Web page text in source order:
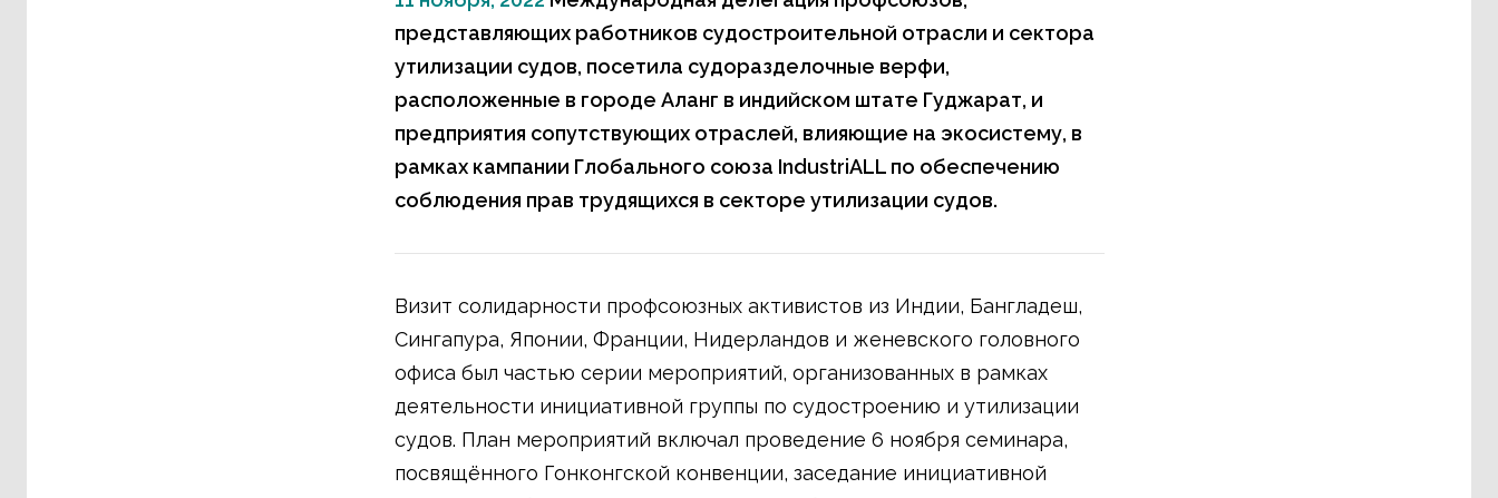
представляющих работников судостроительной отрасли и сектора
утилизации судов, посетила судоразделочные верфи,
расположенные в городе Аланг в индийском штате Гуджарат, и
предприятия сопутствующих отраслей, влияющие на экосистему, в
рамках кампании Глобального союза IndustriALL по обеспечению
соблюдения прав трудящихся в секторе утилизации судов.
Визит солидарности профсоюзных активистов из Индии, Бангладеш,
Сингапура, Японии, Франции, Нидерландов и женевского головного
офиса был частью серии мероприятий, организованных в рамках
деятельности инициативной группы по судостроению и утилизации
судов. План мероприятий включал проведение 6 ноября семинара,
посвящённого Гонконгской конвенции, заседание инициативной